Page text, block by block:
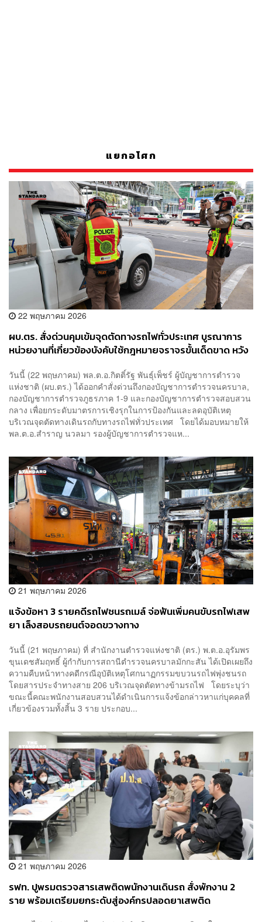
แยกอโศก
22 พฤษภาคม 2026
ผบ.ตร. สั่งด่วนคุมเข้มจุดตัดทางรถไฟทั่วประเทศ บูรณาการ
หน่วยงานที่เกี่ยวข้องบังคับใช้กฎหมายจราจรขั้นเด็ดขาด หวัง
วันนี้ (22 พฤษภาคม) พล.ต.อ.กิตติ์รัฐ พันธุ์เพ็ชร์ ผู้บัญชาการตำรวจ
แห่งชาติ (ผบ.ตร.) ได้ออกคำสั่งด่วนถึงกองบัญชาการตำรวจนครบาล,
กองบัญชาการตำรวจภูธรภาค 1-9 และกองบัญชาการตำรวจสอบสวน
กลาง เพื่อยกระดับมาตรการเชิงรุกในการป้องกันและลดอุบัติเหตุ
บริเวณจุดตัดทางเดินรถกับทางรถไฟทั่วประเทศ โดยได้มอบหมายให้
พล.ต.อ.สำราญ นวลมา รองผู้บัญชาการตำรวจแห...
21 พฤษภาคม 2026
แจ้งข้อหา 3 รายคดีรถไฟชนรถเมล์ จ่อฟันเพิ่มคนขับรถไฟเสพ
ยา เล็งสอบรถยนต์จอดขวางทาง
วันนี้ (21 พฤษภาคม) ที่ สำนักงานตำรวจแห่งชาติ (ตร.) พ.ต.อ.อุรัมพร
ขุนเดชสัมฤทธิ์ ผู้กำกับการสถานีตำรวจนครบาลมักกะสัน ได้เปิดเผยถึง
ความคืบหน้าทางคดีกรณีอุบัติเหตุโศกนาฏกรรมขบวนรถไฟพุ่งชนรถ
โดยสารประจำทางสาย 206 บริเวณจุดตัดทางข้ามรถไฟ โดยระบุว่า
ขณะนี้คณะพนักงานสอบสวนได้ดำเนินการแจ้งข้อกล่าวหาแก่บุคคลที่
เกี่ยวข้องรวมทั้งสิ้น 3 ราย ประกอบ...
21 พฤษภาคม 2026
​รฟท. ปูพรมตรวจสารเสพติดพนักงานเดินรถ สั่งพักงาน 2
ราย พร้อมเตรียมยกระดับสู่องค์กรปลอดยาเสพติด